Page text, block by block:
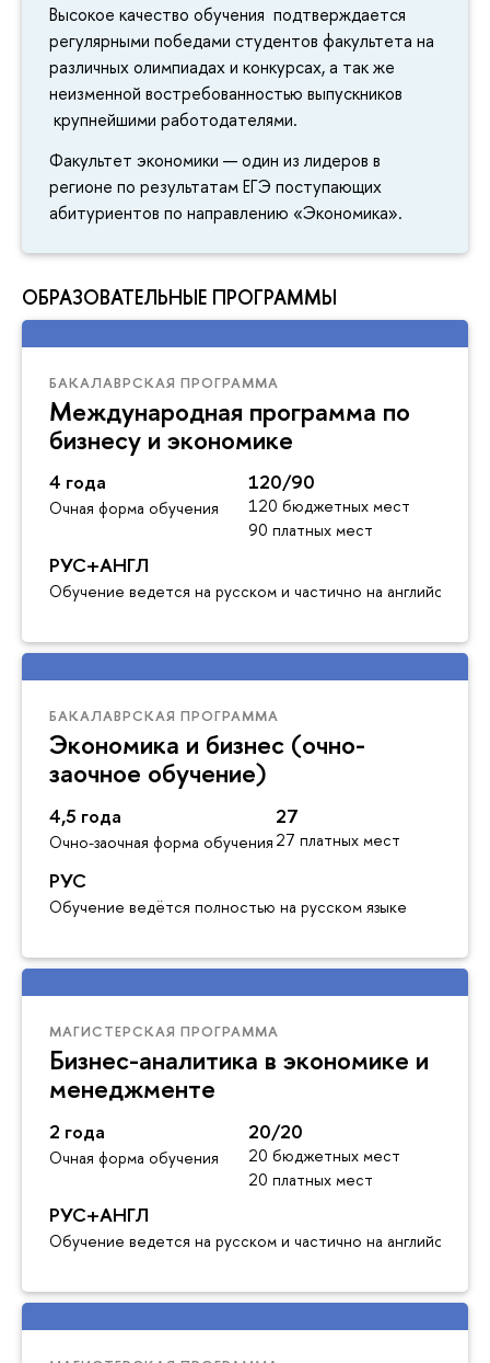
Высокое качество обучения подтверждается
регулярными победами студентов факультета на
различных олимпиадах и конкурсах, а так же
неизменной востребованностью выпускников
крупнейшими работодателями.
Факультет экономики — один из лидеров в
регионе по результатам ЕГЭ поступающих
абитуриентов по направлению «Экономика».
ОБРАЗОВАТЕЛЬНЫЕ ПРОГРАММЫ
БАКАЛАВРСКАЯ ПРОГРАММА
Международная программа по
бизнесу и экономике
4 года
Очная форма обучения
120/90
120 бюджетных мест
90 платных мест
РУС+АНГЛ
Обучение ведется на русском и частично на английском
БАКАЛАВРСКАЯ ПРОГРАММА
Экономика и бизнес (очно-
заочное обучение)
4,5 года
Очно-заочная форма обучения
27
27 платных мест
РУС
Обучение ведётся полностью на русском языке
МАГИСТЕРСКАЯ ПРОГРАММА
Бизнес-аналитика в экономике и
менеджменте
2 года
Очная форма обучения
20/20
20 бюджетных мест
20 платных мест
РУС+АНГЛ
Обучение ведется на русском и частично на английском